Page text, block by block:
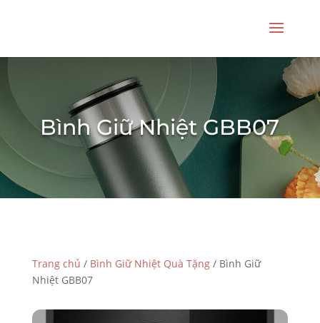
Bình Giữ Nhiệt GBB07
Trang chủ / Bình Giữ Nhiệt Quà Tặng/ Bình Giữ
Nhiệt GBB07